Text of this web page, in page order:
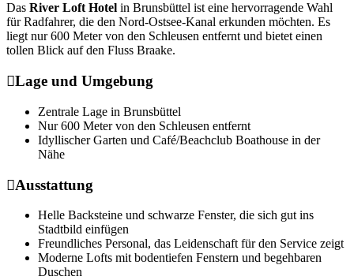
Das River Loft Hotel in Brunsbüttel ist eine hervorragende Wahl
für Radfahrer, die den Nord-Ostsee-Kanal erkunden möchten. Es
liegt nur 600 Meter von den Schleusen entfernt und bietet einen
tollen Blick auf den Fluss Braake.
Lage und Umgebung
Zentrale Lage in Brunsbüttel
Nur 600 Meter von den Schleusen entfernt
Idyllischer Garten und Café/Beachclub Boathouse in der
Nähe
Ausstattung
Helle Backsteine und schwarze Fenster, die sich gut ins
Stadtbild einfügen
Freundliches Personal, das Leidenschaft für den Service zeigt
Moderne Lofts mit bodentiefen Fenstern und begehbaren
Duschen